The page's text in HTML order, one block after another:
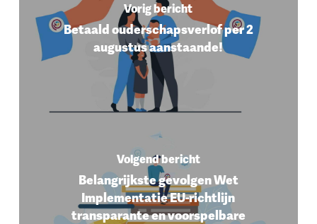
Vorig bericht
Betaald ouderschapsverlof per 2
augustus aanstaande!
Volgend bericht
Belangrijkste gevolgen Wet
Implementatie EU-richtlijn
transparante en voorspelbare